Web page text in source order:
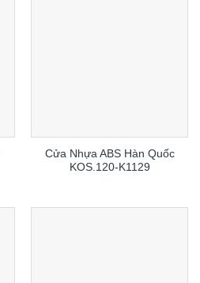
Cửa Nhựa ABS Hàn Quốc
KOS.120-K1129